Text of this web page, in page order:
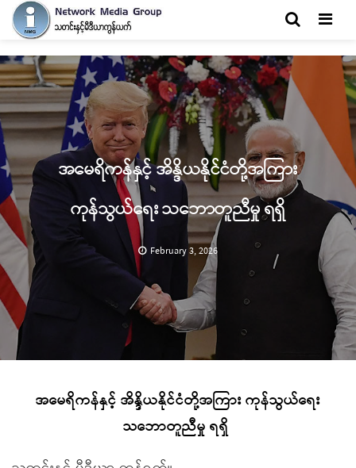
အမေရိကန်နှင့် အိန္ဒိယနိုင်ငံတို့အကြား
ကုန်သွယ်ရေး သဘောတူညီမှု ရရှိ
February 3, 2026
အမေရိကန်နှင့် အိန္ဒိယနိုင်ငံတို့အကြား ကုန်သွယ်ရေး
သဘောတူညီမှု ရရှိ